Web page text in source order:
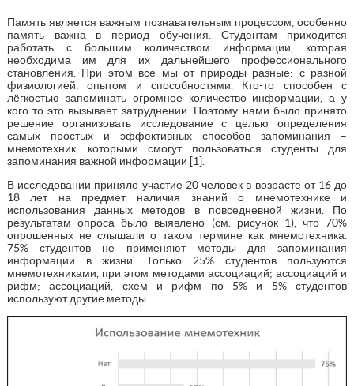
Память является важным познавательным процессом, особенно
память важна в период обучения. Студентам приходится
работать с большим количеством информации, которая
необходима им для их дальнейшего профессионального
становления. При этом все мы от природы разные: с разной
физиологией, опытом и способностями. Кто-то способен с
лёгкостью запоминать огромное количество информации, а у
кого-то это вызывает затруднении. Поэтому нами было принято
решение организовать исследование с целью определения
самых простых и эффективных способов запоминания –
мнемотехник, которыми смогут пользоваться студенты для
запоминания важной информации [1].
В исследовании приняло участие 20 человек в возрасте от 16 до
18 лет на предмет наличия знаний о мнемотехнике и
использования данных методов в повседневной жизни. По
результатам опроса было выявлено (см. рисунок 1), что 70%
опрошенных не слышали о таком термине как мнемотехника.
75% студентов не применяют методы для запоминания
информации в жизни. Только 25% студентов пользуются
мнемотехниками, при этом методами ассоциаций; ассоциаций и
рифм; ассоциаций, схем и рифм по 5% и 5% студентов
используют другие методы.